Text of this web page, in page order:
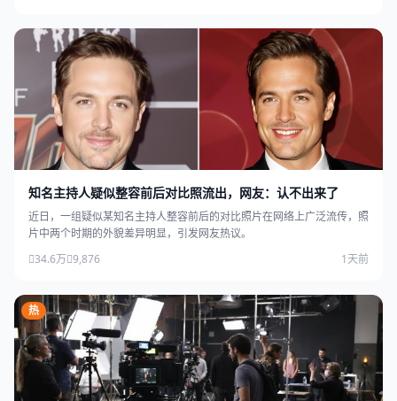
知名主持人疑似整容前后对比照流出，网友：认不出来了
近日，一组疑似某知名主持人整容前后的对比照片在网络上广泛流传，照
片中两个时期的外貌差异明显，引发网友热议。
34.6万 9,876 1天前
热